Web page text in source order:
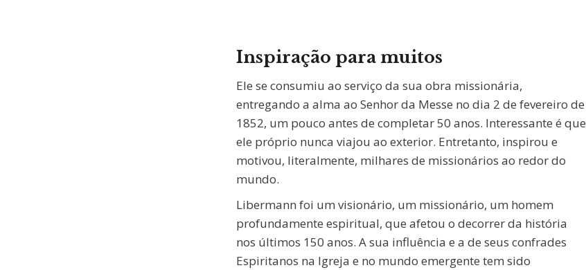
Inspiração para muitos
Ele se consumiu ao serviço da sua obra missionária,
entregando a alma ao Senhor da Messe no dia 2 de fevereiro de
1852, um pouco antes de completar 50 anos. Interessante é que
ele próprio nunca viajou ao exterior. Entretanto, inspirou e
motivou, literalmente, milhares de missionários ao redor do
mundo.
Libermann foi um visionário, um missionário, um homem
profundamente espiritual, que afetou o decorrer da história
nos últimos 150 anos. A sua influência e a de seus confrades
Espiritanos na Igreja e no mundo emergente tem sido